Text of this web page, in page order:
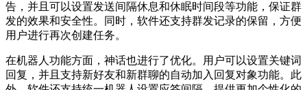
告，并且可以设置发送间隔休息和休眠时间段等功能，保证群
发的效果和安全性。同时，软件还支持群发记录的保留，方便
用户进行再次创建任务。
在机器人功能方面，神话也进行了优化。用户可以设置关键词
回复，并且支持新好友和新群聊的自动加入回复对象功能。此